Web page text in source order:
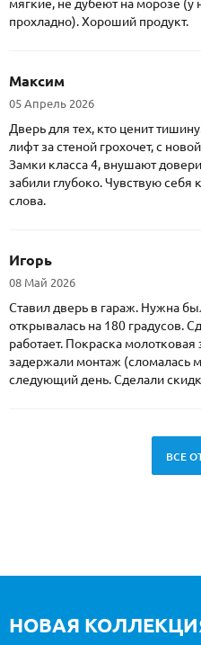
мягкие, не дубеют на морозе (у
прохладно). Хороший продукт.
Максим
05 Апрель 2026
Дверь для тех, кто ценит
лифт за стеной грохочет, с
Замки класса 4, внушают
забили глубоко. Чувствую
слова.
Игорь
08 Май 2026
Ставил дверь в гараж. Нужна
открывалась на 180 градусов.
работает. Покраска
задержали монтаж (сломалась
следующий день. Сделали
ВСЕ
НОВАЯ